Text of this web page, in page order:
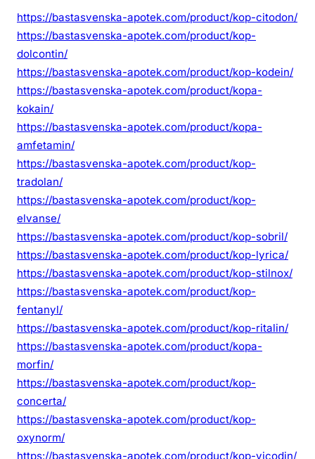
https://bastasvenska-apotek.com/product/kop-citodon/
https://bastasvenska-apotek.com/product/kop-
dolcontin/
https://bastasvenska-apotek.com/product/kop-kodein/
https://bastasvenska-apotek.com/product/kopa-
kokain/
https://bastasvenska-apotek.com/product/kopa-
amfetamin/
https://bastasvenska-apotek.com/product/kop-
tradolan/
https://bastasvenska-apotek.com/product/kop-
elvanse/
https://bastasvenska-apotek.com/product/kop-sobril/
https://bastasvenska-apotek.com/product/kop-lyrica/
https://bastasvenska-apotek.com/product/kop-stilnox/
https://bastasvenska-apotek.com/product/kop-
fentanyl/
https://bastasvenska-apotek.com/product/kop-ritalin/
https://bastasvenska-apotek.com/product/kopa-
morfin/
https://bastasvenska-apotek.com/product/kop-
concerta/
https://bastasvenska-apotek.com/product/kop-
oxynorm/
https://bastasvenska-apotek.com/product/kop-vicodin/